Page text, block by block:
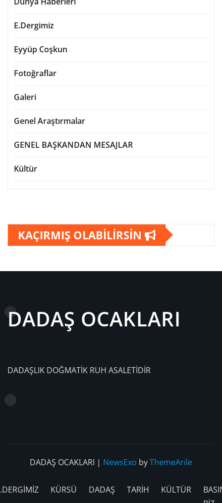
E.Dergimiz
Eyyüp Coşkun
Fotoğraflar
Galeri
Genel Araştırmalar
GENEL BAŞKANDAN MESAJLAR
Kültür
KAÇIRMIŞ OLABİLİRSİN
DADAŞ OCAKLARI
DADAŞLIK DOĞMATİK RUH ASALETİDİR
DADAŞ OCAKLARI | NewsExo byThemeArile
KÜRSÜ DADAŞ TARİH KÜLTÜR